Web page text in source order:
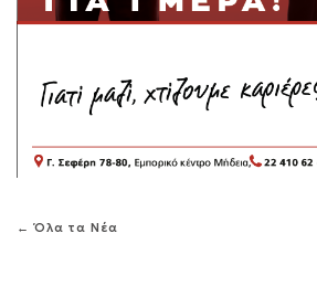
← Όλα τα Νέα